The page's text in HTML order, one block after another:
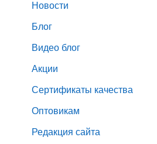
Новости
Блог
Видео блог
Акции
Сертификаты качества
Оптовикам
Редакция сайта